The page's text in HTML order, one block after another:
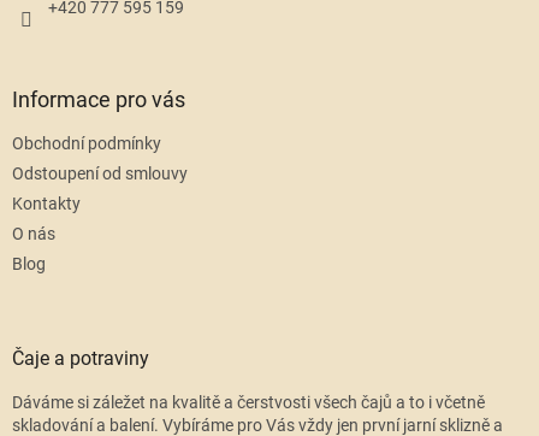
+420 777 595 159
Informace pro vás
Obchodní podmínky
Odstoupení od smlouvy
Kontakty
O nás
Blog
Čaje a potraviny
Dáváme si záležet na kvalitě a čerstvosti všech čajů a to i včetně
skladování a balení. Vybíráme pro Vás vždy jen první jarní sklizně a